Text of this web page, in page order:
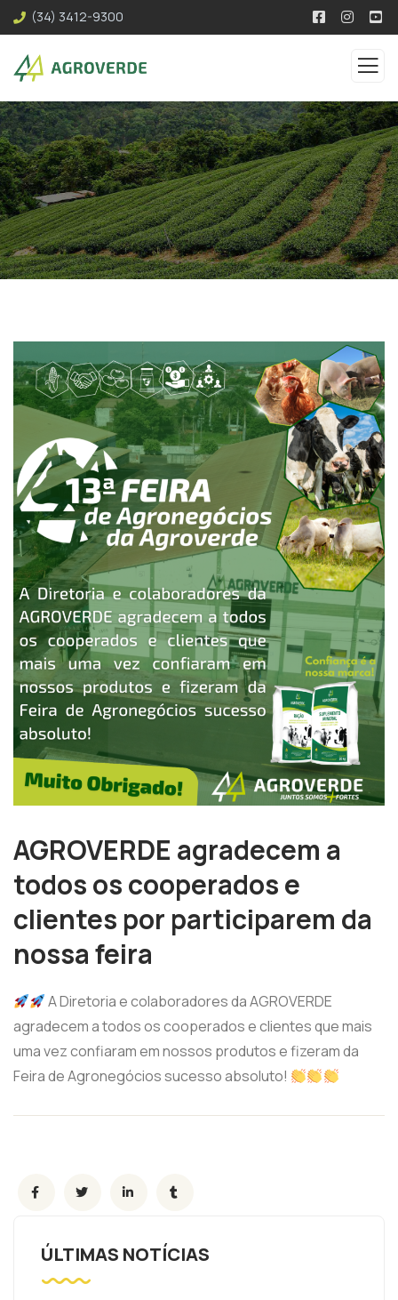
(34) 3412-9300
AGROVERDE agradecem a
todos os cooperados e
clientes por participarem da
nossa feira
A Diretoria e colaboradores da AGROVERDE
agradecem a todos os cooperados e clientes que mais
uma vez confiaram em nossos produtos e fizeram da
Feira de Agronegócios sucesso absoluto!
ÚLTIMAS NOTÍCIAS